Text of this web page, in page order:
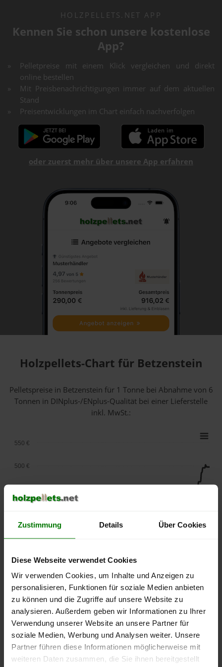
Zustimmung Details Über Cookies
Diese Webseite verwendet Cookies
Wir verwenden Cookies, um Inhalte und Anzeigen zu
personalisieren, Funktionen für soziale Medien anbieten
zu können und die Zugriffe auf unsere Website zu
analysieren. Außerdem geben wir Informationen zu Ihrer
Verwendung unserer Website an unsere Partner für
soziale Medien, Werbung und Analysen weiter. Unsere
Partner führen diese Informationen möglicherweise mit
weiteren Daten zusammen, die Sie ihnen bereitgestellt
HOLZPELLETS.NET APP
Kennen Sie schon unsere kostenlose
App?
Pelletpreise mit einem Klick vergleichen und direkt
online bestellen
Mit Preisbenachrichtigungen immer auf dem aktuellen
Stand
Preisentwicklungen im Chart einfach nachverfolgen
oder zuerst mehr über unsere App erfahren
Holzpellets-Chart für Betzenstein
Pelletspreise in Betzenstein für 1 Tonne bei Abnahmevon 6
Tonnen in DINplus-/ENplus-Qualität bei einer Lieferstelle
inkl. MwSt.:
lose Ware Sackware
September
Januar
Mai
250 €
300 €
500 €
550 €
Die aktuelle Preisentwicklung für Holzpellets in Deutschland
können Sie jederzeit auf unsererPelletspreise-Seite
nachvollziehen.